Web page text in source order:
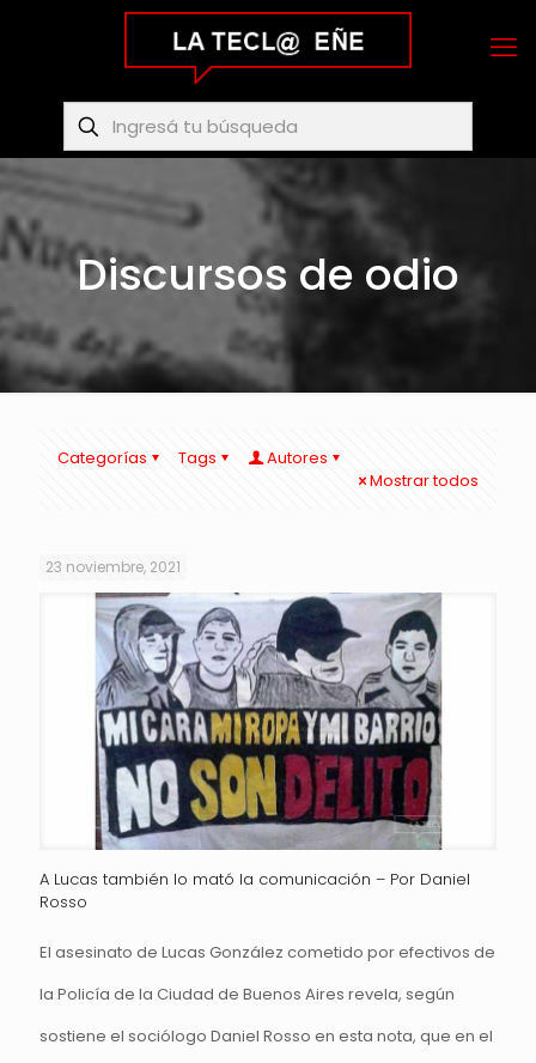
Discursos de odio
Categorías Tags
Autores
Mostrar todos
23 noviembre, 2021
A Lucas también lo mató la comunicación – Por Daniel
Rosso
El asesinato de Lucas González cometido por efectivos de
la Policía de la Ciudad de Buenos Aires revela, según
sostiene el sociólogo Daniel Rosso en esta nota, que en el